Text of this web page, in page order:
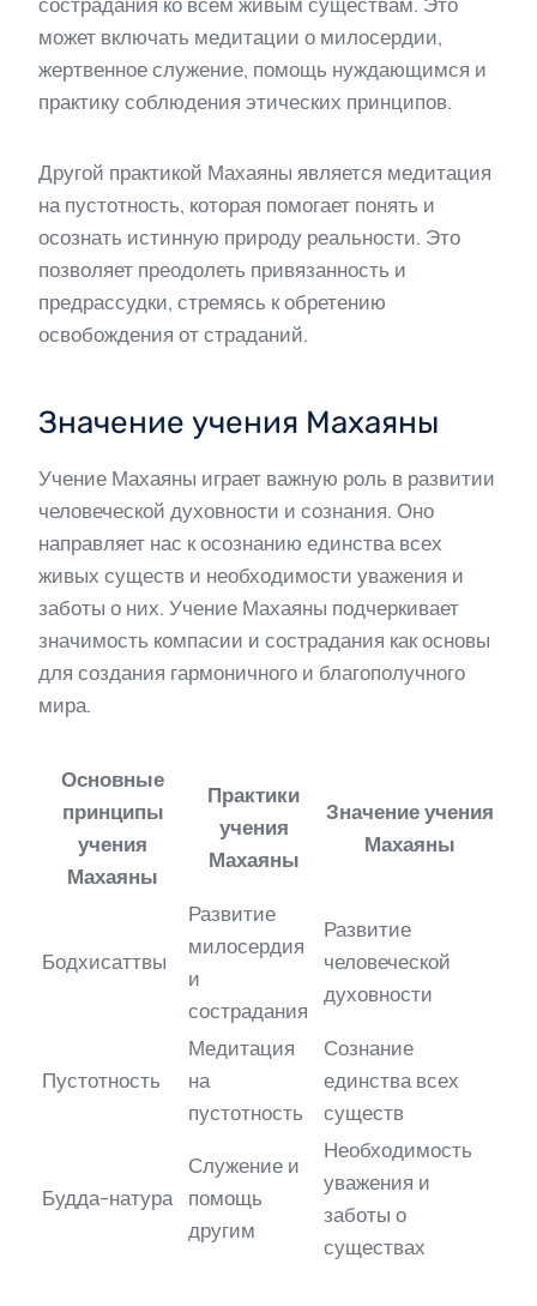
может включать медитации о милосердии,
жертвенное служение, помощь нуждающимся и
практику соблюдения этических принципов.
Другой практикой Махаяны является медитация
на пустотность, которая помогает понять и
осознать истинную природу реальности. Это
позволяет преодолеть привязанность и
предрассудки, стремясь к обретению
освобождения от страданий.
Значение учения Махаяны
Учение Махаяны играет важную роль в развитии
человеческой духовности и сознания. Оно
направляет нас к осознанию единства всех
живых существ и необходимости уважения и
заботы о них. Учение Махаяны подчеркивает
значимость компасии и сострадания как основы
для создания гармоничного и благополучного
мира.
Основные
принципы
учения
Махаяны
Практики
учения
Махаяны
Значение учения
Махаяны
Бодхисаттвы
Развитие
милосердия
и
сострадания
Развитие
человеческой
духовности
Пустотность
Медитация
на
пустотность
Сознание
единства всех
существ
Будда-натура
Служение и
помощь
другим
Необходимость
уважения и
заботы о
существах